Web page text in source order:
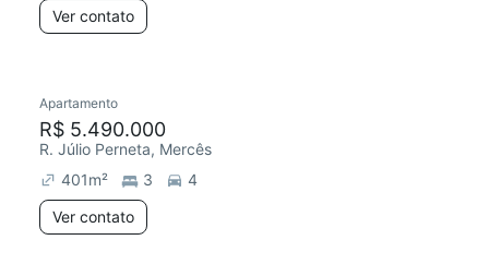
Ver contato
Apartamento
R$ 5.490.000
R. Júlio Perneta, Mercês
401m² 3
4
Ver contato